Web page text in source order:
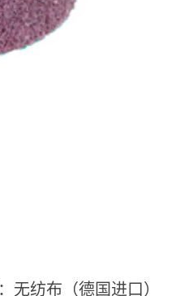
无纺布（德国进口）